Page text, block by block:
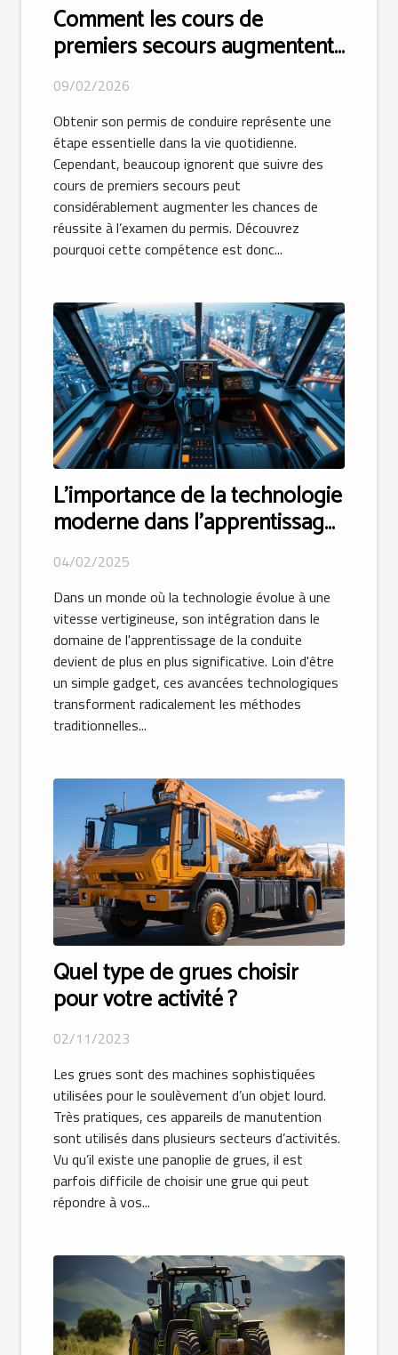
Comment les cours de
premiers secours augmentent-
ils vos chances d'obtenir votre
permis ?
09/02/2026
Obtenir son permis de conduire représente une
étape essentielle dans la vie quotidienne.
Cependant, beaucoup ignorent que suivre des
cours de premiers secours peut
considérablement augmenter les chances de
réussite à l’examen du permis. Découvrez
pourquoi cette compétence est donc...
L'importance de la technologie
moderne dans l'apprentissage
de la conduite
04/02/2025
Dans un monde où la technologie évolue à une
vitesse vertigineuse, son intégration dans le
domaine de l'apprentissage de la conduite
devient de plus en plus significative. Loin d'être
un simple gadget, ces avancées technologiques
transforment radicalement les méthodes
traditionnelles...
Quel type de grues choisir
pour votre activité ?
02/11/2023
Les grues sont des machines sophistiquées
utilisées pour le soulèvement d’un objet lourd.
Très pratiques, ces appareils de manutention
sont utilisés dans plusieurs secteurs d’activités.
Vu qu’il existe une panoplie de grues, il est
parfois difficile de choisir une grue qui peut
répondre à vos...